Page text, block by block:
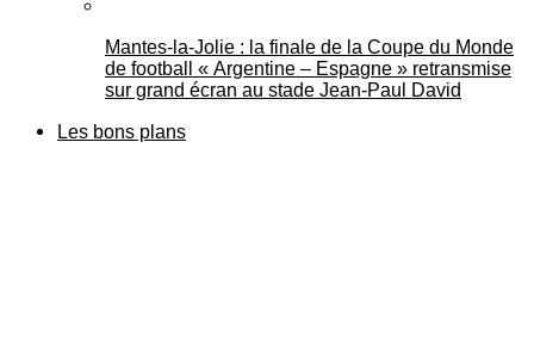
Mantes-la-Jolie : la finale de la Coupe du Monde
de football « Argentine – Espagne » retransmise
sur grand écran au stade Jean-Paul David
Les bons plans